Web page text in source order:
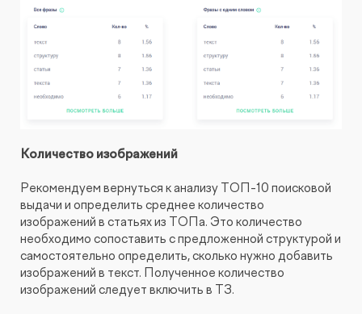
Количество изображений
Рекомендуем вернуться к анализу ТОП-10 поисковой
выдачи и определить среднее количество
изображений в статьях из ТОПа. Это количество
необходимо сопоставить с предложенной структурой и
самостоятельно определить, сколько нужно добавить
изображений в текст. Полученное количество
изображений следует включить в ТЗ.